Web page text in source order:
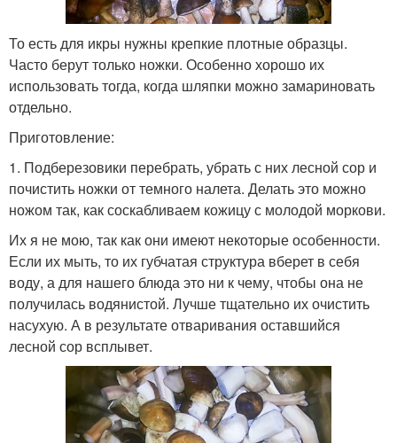
То есть для икры нужны крепкие плотные образцы.
Часто берут только ножки. Особенно хорошо их
использовать тогда, когда шляпки можно замариновать
отдельно.
Приготовление:
1. Подберезовики перебрать, убрать с них лесной сор и
почистить ножки от темного налета. Делать это можно
ножом так, как соскабливаем кожицу с молодой моркови.
Их я не мою, так как они имеют некоторые особенности.
Если их мыть, то их губчатая структура вберет в себя
воду, а для нашего блюда это ни к чему, чтобы она не
получилась водянистой. Лучше тщательно их очистить
насухую. А в результате отваривания оставшийся
лесной сор всплывет.